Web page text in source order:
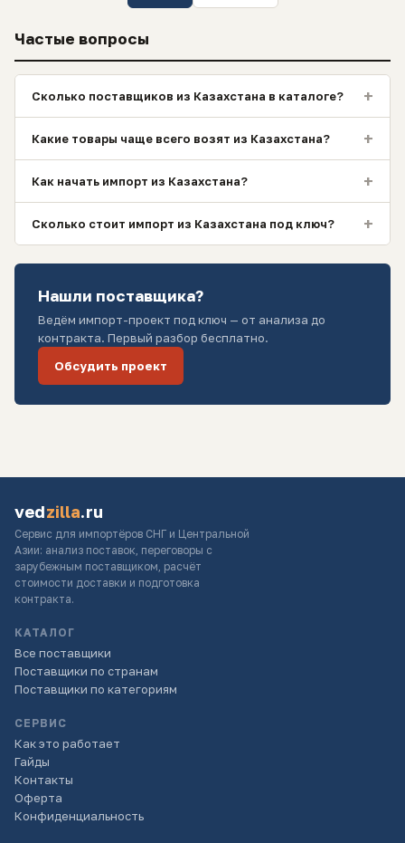
Частые вопросы
Сколько поставщиков из Казахстана в каталоге? +
Какие товары чаще всего возят из Казахстана? +
Как начать импорт из Казахстана? +
Сколько стоит импорт из Казахстана под ключ? +
Нашли поставщика?
Ведём импорт-проект под ключ — от анализа до
контракта. Первый разбор бесплатно.
Обсудить проект
vedzilla.ru
Сервис для импортёров СНГ и Центральной
Азии: анализ поставок, переговоры с
зарубежным поставщиком, расчёт
стоимости доставки и подготовка
контракта.
КАТАЛОГ
Все поставщики
Поставщики по странам
Поставщики по категориям
СЕРВИС
Как это работает
Гайды
Контакты
Оферта
Конфиденциальность